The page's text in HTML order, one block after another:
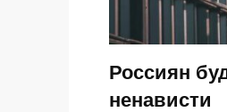
Россиян
ненависти